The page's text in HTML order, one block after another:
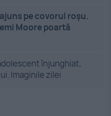
pe covorul roșu.
Moore poartă
înjunghiat,
Imaginile zilei